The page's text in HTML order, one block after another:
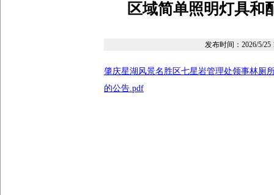
区域简单照明灯具和
发布时间： 2026/5/25
肇庆星湖风景名胜区七星岩管理处领事林厕
的公告.pdf